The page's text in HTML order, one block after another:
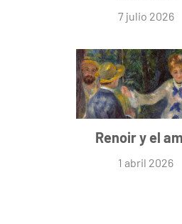
7 julio 2026
Renoir y el
1 abril 2026